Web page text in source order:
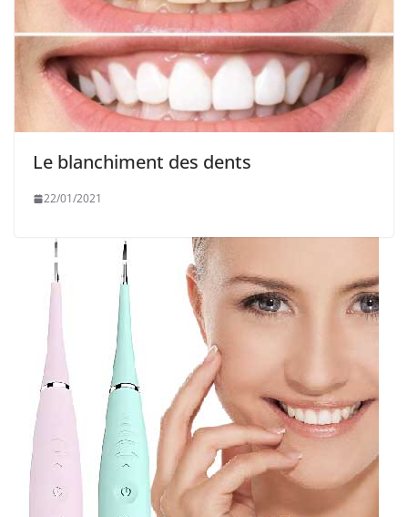
Le blanchiment des dents
22/01/2021